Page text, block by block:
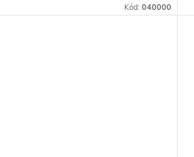
Kód: 040000